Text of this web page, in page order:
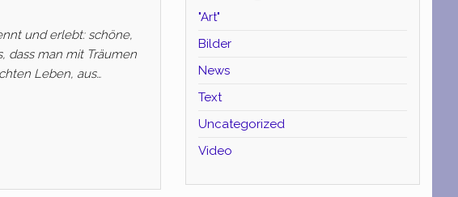
und erlebt: schöne,
dass man mit Träumen
Leben, aus…
"Art"
Bilder
News
Text
Uncategorized
Video